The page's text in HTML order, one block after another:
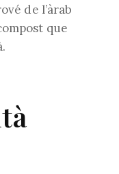
de l’àrab
que